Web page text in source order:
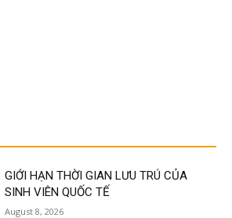
GIỚI HẠN THỜI GIAN LƯU TRÚ CỦA
SINH VIÊN QUỐC TẾ
August 8, 2026